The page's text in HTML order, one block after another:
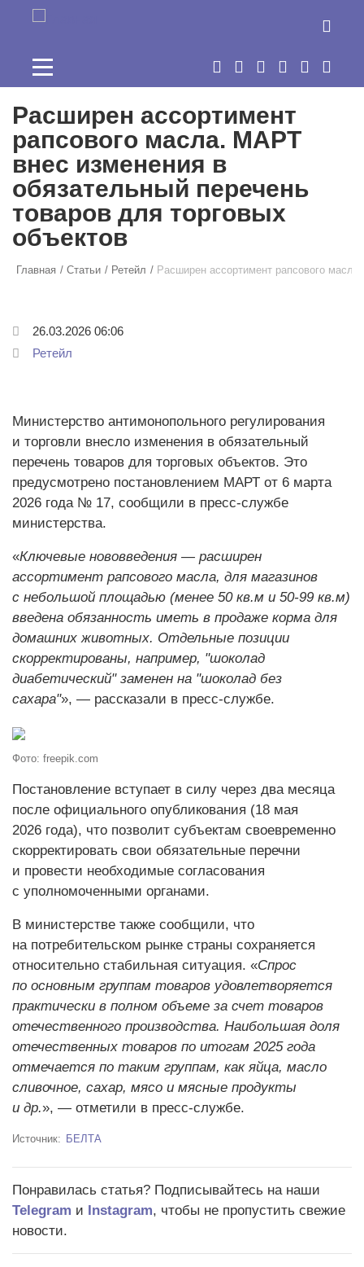
Перейти к основному содержанию
Расширен ассортимент
рапсового масла. МАРТ
внес изменения в
обязательный перечень
товаров для торговых
объектов
Главная Статьи Ретейл Расширен ассортимент рапсового
26.03.2026 06:06
Ретейл
Министерство антимонопольного регулирования
и торговли внесло изменения в обязательный
перечень товаров для торговых объектов. Это
предусмотрено постановлением МАРТ от 6 марта
2026 года № 17, сообщили в пресс-службе
министерства.
«Ключевые нововведения — расширен
ассортимент рапсового масла, для магазинов
с небольшой площадью (менее 50 кв.м и 50-99 кв.м)
введена обязанность иметь в продаже корма для
домашних животных. Отдельные позиции
скорректированы, например, "шоколад
диабетический" заменен на "шоколад без
сахара"», — рассказали в пресс-службе.
Фото: freepik.com
Постановление вступает в силу через два месяца
после официального опубликования (18 мая
2026 года), что позволит субъектам своевременно
скорректировать свои обязательные перечни
и провести необходимые согласования
с уполномоченными органами.
В министерстве также сообщили, что
на потребительском рынке страны сохраняется
относительно стабильная ситуация. «Спрос
по основным группам товаров удовлетворяется
практически в полном объеме за счет товаров
отечественного производства. Наибольшая доля
отечественных товаров по итогам 2025 года
отмечается по таким группам, как яйца, масло
сливочное, сахар, мясо и мясные продукты
и др.», — отметили в пресс-службе.
Источник БЕЛТА
Понравилась статья? Подписывайтесь на наши
Telegram и Instagram, чтобы не пропустить свежие
новости.